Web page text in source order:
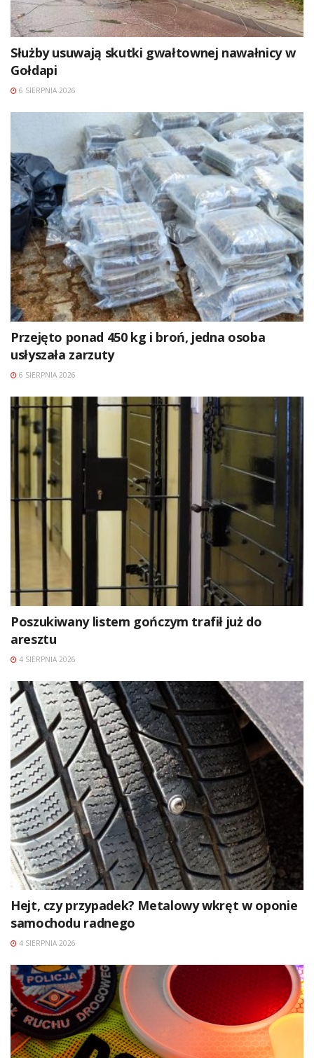
Służby usuwają skutki gwałtownej nawałnicy w
Gołdapi
6 SIERPNIA 2026
Przejęto ponad 450 kg i broń, jedna osoba
usłyszała zarzuty
6 SIERPNIA 2026
Poszukiwany listem gończym trafił już do
aresztu
4 SIERPNIA 2026
Hejt, czy przypadek? Metalowy wkręt w oponie
samochodu radnego
4 SIERPNIA 2026